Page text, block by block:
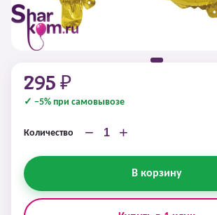
295 ₽
✓ −5% при самовывозе
Количество − +
В корзину